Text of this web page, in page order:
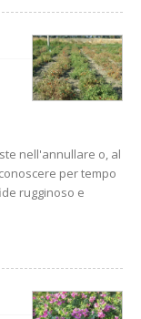
nell'annullare o, al
per tempo
rugginoso e